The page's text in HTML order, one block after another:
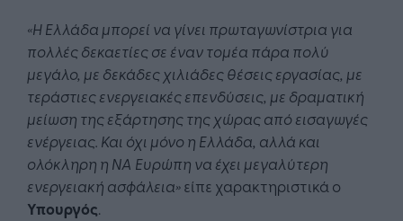
«Η Ελλάδα μπορεί να γίνει πρωταγωνίστρια για
πολλές δεκαετίες σε έναν τομέα πάρα πολύ
μεγάλο, με δεκάδες χιλιάδες θέσεις εργασίας, με
τεράστιες ενεργειακές επενδύσεις, με δραματική
μείωση της εξάρτησης της χώρας από εισαγωγές
ενέργειας. Και όχι μόνο η Ελλάδα, αλλά και
ολόκληρη η ΝΑ Ευρώπη να έχει μεγαλύτερη
ενεργειακή ασφάλεια»είπε χαρακτηριστικά ο
Υπουργός.